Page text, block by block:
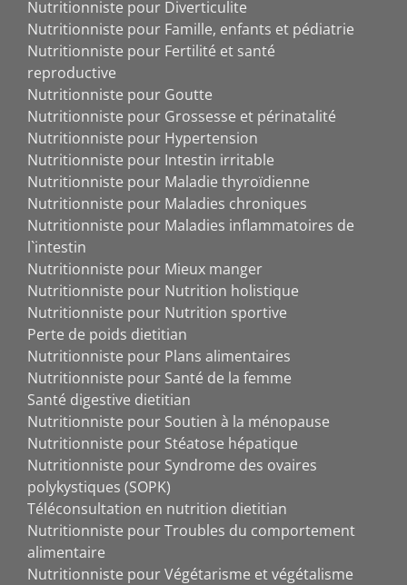
Nutritionniste pour Diverticulite
Nutritionniste pour Famille, enfants et pédiatrie
Nutritionniste pour Fertilité et santé
reproductive
Nutritionniste pour Goutte
Nutritionniste pour Grossesse et périnatalité
Nutritionniste pour Hypertension
Nutritionniste pour Intestin irritable
Nutritionniste pour Maladie thyroïdienne
Nutritionniste pour Maladies chroniques
Nutritionniste pour Maladies inflammatoires de
l`intestin
Nutritionniste pour Mieux manger
Nutritionniste pour Nutrition holistique
Nutritionniste pour Nutrition sportive
Perte de poids dietitian
Nutritionniste pour Plans alimentaires
Nutritionniste pour Santé de la femme
Santé digestive dietitian
Nutritionniste pour Soutien à la ménopause
Nutritionniste pour Stéatose hépatique
Nutritionniste pour Syndrome des ovaires
polykystiques (SOPK)
Téléconsultation en nutrition dietitian
Nutritionniste pour Troubles du comportement
alimentaire
Nutritionniste pour Végétarisme et végétalisme